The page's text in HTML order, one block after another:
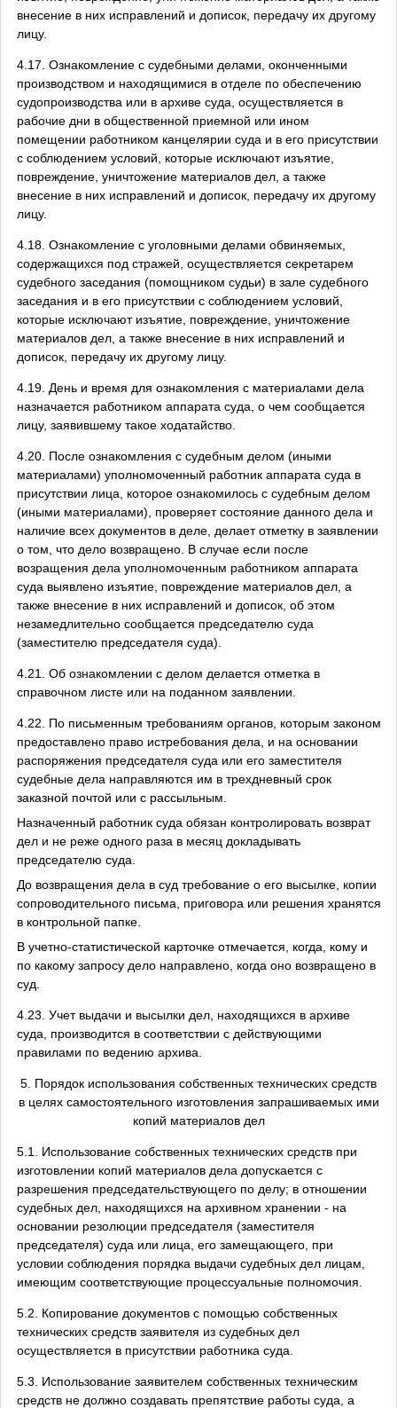
внесение в них исправлений и дописок, передачу их другому
лицу.
4.17. Ознакомление с судебными делами, оконченными
производством и находящимися в отделе по обеспечению
судопроизводства или в архиве суда, осуществляется в
рабочие дни в общественной приемной или ином
помещении работником канцелярии суда и в его присутствии
с соблюдением условий, которые исключают изъятие,
повреждение, уничтожение материалов дел, а также
внесение в них исправлений и дописок, передачу их другому
лицу.
4.18. Ознакомление с уголовными делами обвиняемых,
содержащихся под стражей, осуществляется секретарем
судебного заседания (помощником судьи) в зале судебного
заседания и в его присутствии с соблюдением условий,
которые исключают изъятие, повреждение, уничтожение
материалов дел, а также внесение в них исправлений и
дописок, передачу их другому лицу.
4.19. День и время для ознакомления с материалами дела
назначается работником аппарата суда, о чем сообщается
лицу, заявившему такое ходатайство.
4.20. После ознакомления с судебным делом (иными
материалами) уполномоченный работник аппарата суда в
присутствии лица, которое ознакомилось с судебным делом
(иными материалами), проверяет состояние данного дела и
наличие всех документов в деле, делает отметку в заявлении
о том, что дело возвращено. В случае если после
возращения дела уполномоченным работником аппарата
суда выявлено изъятие, повреждение материалов дел, а
также внесение в них исправлений и дописок, об этом
незамедлительно сообщается председателю суда
(заместителю председателя суда).
4.21. Об ознакомлении с делом делается отметка в
справочном листе или на поданном заявлении.
4.22. По письменным требованиям органов, которым законом
предоставлено право истребования дела, и на основании
распоряжения председателя суда или его заместителя
судебные дела направляются им в трехдневный срок
заказной почтой или с рассыльным.
Назначенный работник суда обязан контролировать возврат
дел и не реже одного раза в месяц докладывать
председателю суда.
До возвращения дела в суд требование о его высылке, копии
сопроводительного письма, приговора или решения хранятся
в контрольной папке.
В учетно-статистической карточке отмечается, когда, кому и
по какому запросу дело направлено, когда оно возвращено в
суд.
4.23. Учет выдачи и высылки дел, находящихся в архиве
суда, производится в соответствии с действующими
правилами по ведению архива.
5. Порядок использования собственных технических средств
в целях самостоятельного изготовления запрашиваемых ими
копий материалов дел
5.1. Использование собственных технических средств при
изготовлении копий материалов дела допускается с
разрешения председательствующего по делу; в отношении
судебных дел, находящихся на архивном хранении - на
основании резолюции председателя (заместителя
председателя) суда или лица, его замещающего, при
условии соблюдения порядка выдачи судебных дел лицам,
имеющим соответствующие процессуальные полномочия.
5.2. Копирование документов с помощью собственных
технических средств заявителя из судебных дел
осуществляется в присутствии работника суда.
5.3. Использование заявителем собственных техническим
средств не должно создавать препятствие работы суда, а